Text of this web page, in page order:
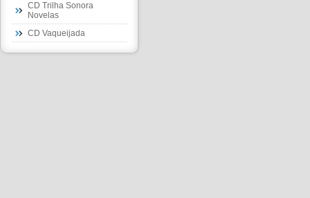
CD Trilha Sonora
Novelas
CD Vaqueijada